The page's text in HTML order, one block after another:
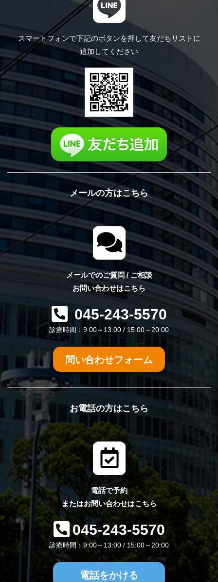
スマートフォンで下記のボタンを押して友だちリストに
追加してください
メールの方はこちら
メールでのご質問 / ご相談
お問い合わせはこちら
045-243-5570
診療時間：9:00～13:00 / 15:00～20:00
問い合わせフォーム
お電話の方はこちら
電話で予約
またはお問い合わせはこちら
045-243-5570
診療時間：9:00～13:00 / 15:00～20:00
電話をかける